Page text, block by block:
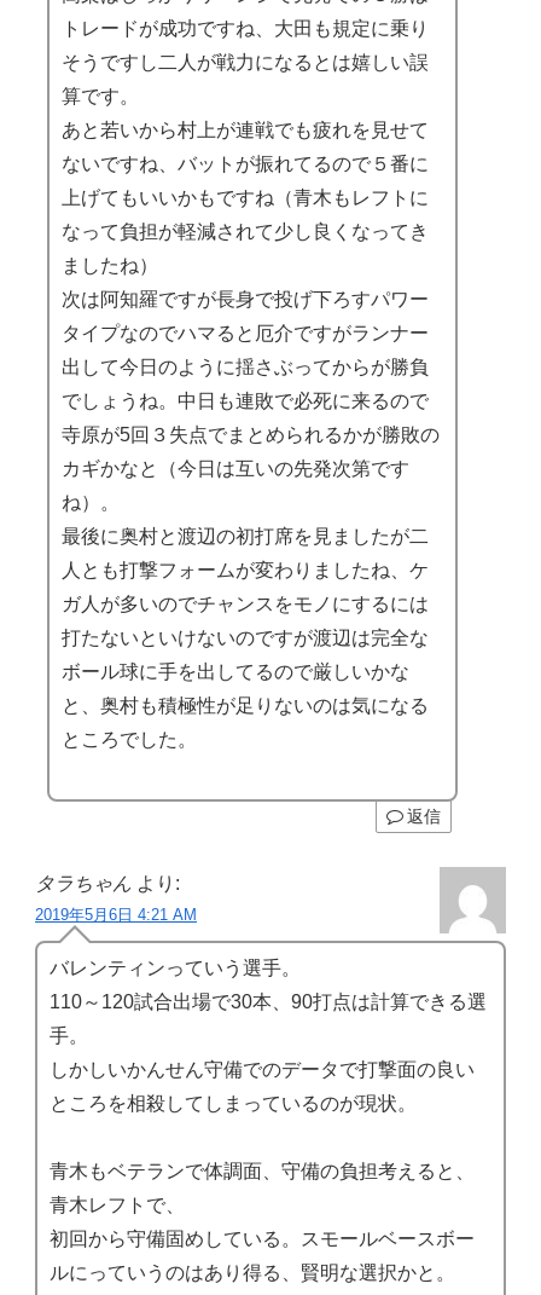
トレードが成功ですね、大田も規定に乗り
そうですし二人が戦力になるとは嬉しい誤
算です。
あと若いから村上が連戦でも疲れを見せて
ないですね、バットが振れてるので５番に
上げてもいいかもですね（青木もレフトに
なって負担が軽減されて少し良くなってき
ましたね）
次は阿知羅ですが長身で投げ下ろすパワー
タイプなのでハマると厄介ですがランナー
出して今日のように揺さぶってからが勝負
でしょうね。中日も連敗で必死に来るので
寺原が5回３失点でまとめられるかが勝敗の
カギかなと（今日は互いの先発次第です
ね）。
最後に奥村と渡辺の初打席を見ましたが二
人とも打撃フォームが変わりましたね、ケ
ガ人が多いのでチャンスをモノにするには
打たないといけないのですが渡辺は完全な
ボール球に手を出してるので厳しいかな
と、奥村も積極性が足りないのは気になる
ところでした。
返信
タラちゃん より:
2019年5月6日 4:21 AM
バレンティンっていう選手。
110～120試合出場で30本、90打点は計算できる選
手。
しかしいかんせん守備でのデータで打撃面の良い
ところを相殺してしまっているのが現状。
青木もベテランで体調面、守備の負担考えると、
青木レフトで、
初回から守備固めしている。スモールベースボー
ルにっていうのはあり得る、賢明な選択かと。